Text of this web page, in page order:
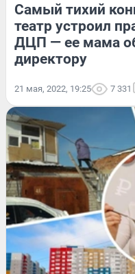
Самый тихий
театр устроил
ДЦП — ее мама
директору
21 мая, 2022, 19:25 7 331